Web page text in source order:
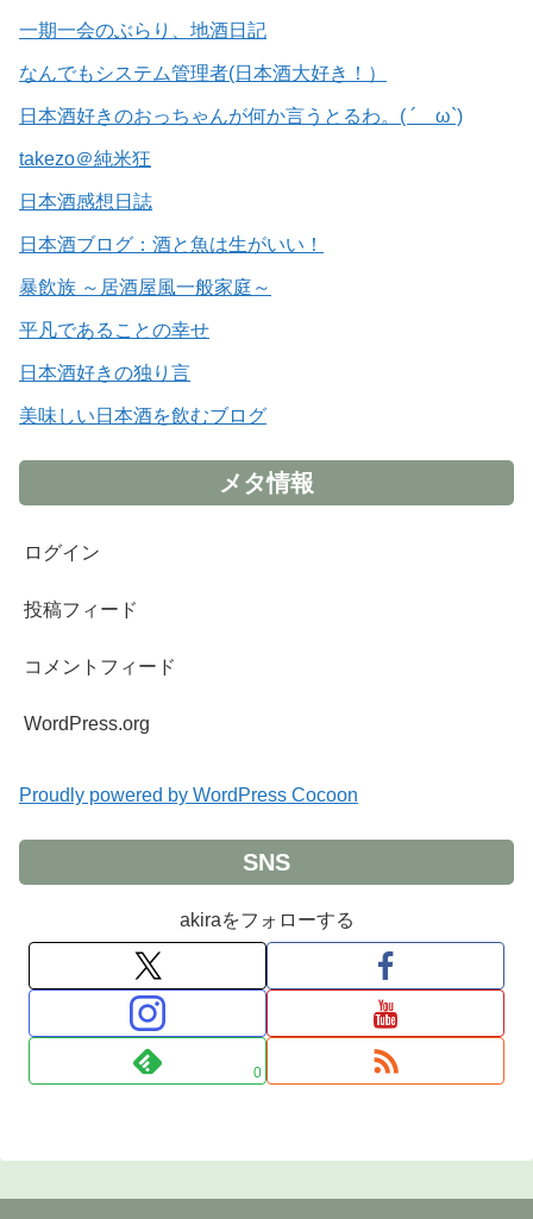
一期一会のぶらり、地酒日記
なんでもシステム管理者(日本酒大好き！）
日本酒好きのおっちゃんが何か言うとるわ。( ´ ω`)
takezo＠純米狂
日本酒感想日誌
日本酒ブログ：酒と魚は生がいい！
暴飲族 ～居酒屋風一般家庭～
平凡であることの幸せ
日本酒好きの独り言
美味しい日本酒を飲むブログ
メタ情報
ログイン
投稿フィード
コメントフィード
WordPress.org
Proudly powered by WordPress Cocoon
SNS
akiraをフォローする
0